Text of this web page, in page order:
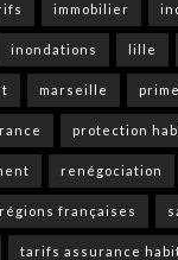
immobilier
inondations lille
marseille
protection
renégociation
régions françaises
tarifs assurance